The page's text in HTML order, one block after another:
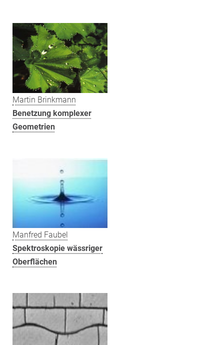
Martin Brinkmann
Benetzung komplexer
Geometrien
Manfred Faubel
Spektroskopie wässriger
Oberflächen